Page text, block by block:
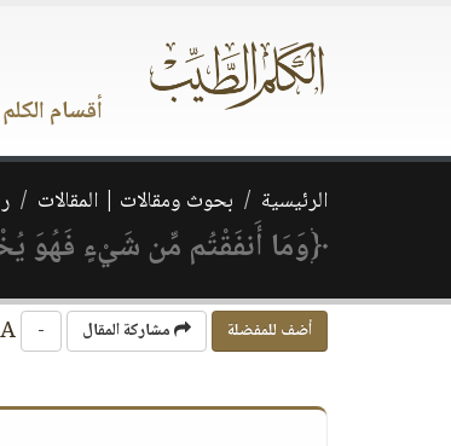
أقسام
الرئيسية بحوث ومقالات | المقالات
﴿وَمَا أَنفَقْتُم مِّن شَيْءٍ فَهُوَ
أضف للمفضلة مشاركة المقال -